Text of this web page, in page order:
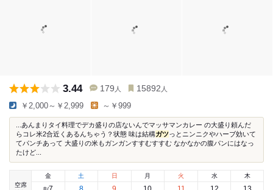
3.44 179 人 15892 人
￥2,000～￥2,999 ～￥999
...あんまりタイ料理でデカ盛りの店ないんでマッサマンカレー の大盛り頼んだ
らコレ米2合近くあるんちゃう？状態 味は結構ガツっとニンニクやハーブ効いて
てパンチあって 大盛りの米もガンガンすすむすすむ なかなかの腹パンにはなっ
たけど...
空席
金
土 日 月 火 水 木